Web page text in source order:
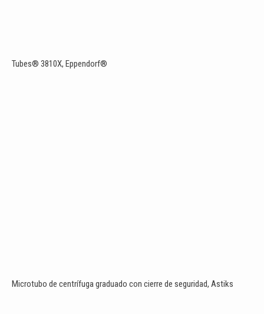
Tubes® 3810X, Eppendorf®
Microtubo de centrífuga graduado con cierre de seguridad, Astiks